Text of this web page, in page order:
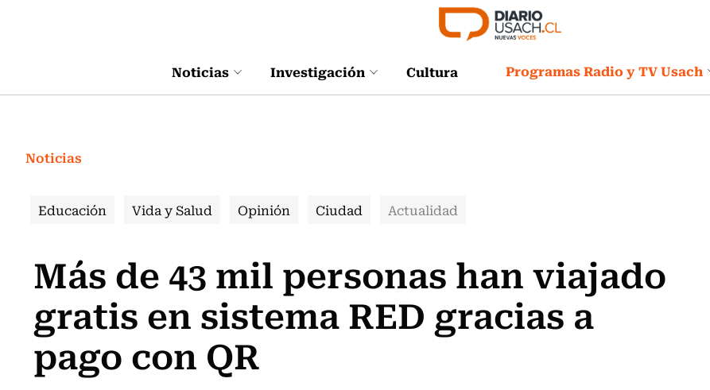
Noticias Investigación Cultura Programas Radio y TV Usach
Noticias
Educación Vida y Salud Opinión Ciudad Actualidad
Más de 43 mil personas han viajado
gratis en sistema RED gracias a
pago con QR